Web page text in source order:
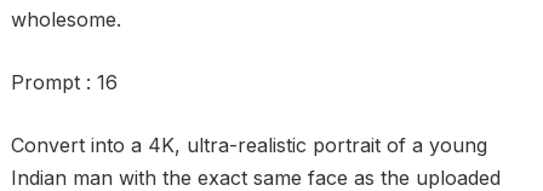
wholesome.
Prompt : 16
Convert into a 4K, ultra-realistic portrait of a young
Indian man with the exact same face as the uploaded